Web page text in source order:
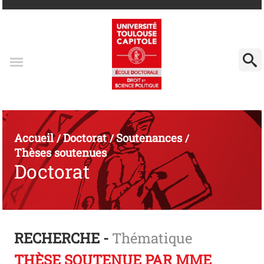
Accueil/Doctorat/Soutenances/
Thèses soutenues
Doctorat
RECHERCHE - Thématique
THÈSE SOUTENUE PAR MME